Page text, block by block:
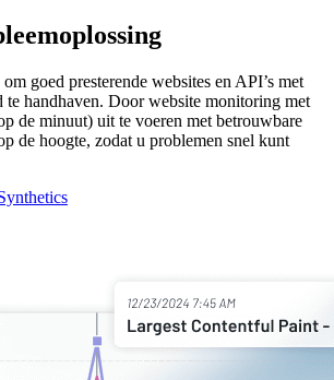
goed presterende websites en API’s met
te handhaven. Door website monitoring met
de minuut) uit te voeren met betrouwbare
de hoogte, zodat u problemen snel kunt